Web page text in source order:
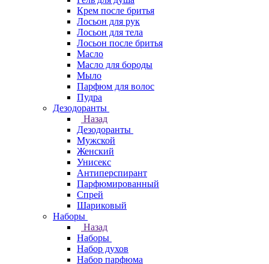
Крем после бритья
Лосьон для рук
Лосьон для тела
Лосьон после бритья
Масло
Масло для бороды
Мыло
Парфюм для волос
Пудра
Дезодоранты
Назад
Дезодоранты
Мужской
Женский
Унисекс
Антиперспирант
Парфюмированный
Спрей
Шариковый
Наборы
Назад
Наборы
Набор духов
Набор парфюма